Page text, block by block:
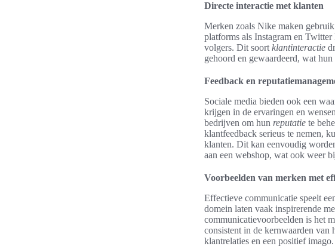
Directe interactie met klanten
Merken zoals Nike maken
platforms als Instagram en
volgers. Dit soort klantinteractie
gehoord en gewaardeerd, wat
Feedback en
Sociale media bieden ook een
krijgen in de ervaringen en
bedrijven om hun reputatie te
klantfeedback serieus te nemen,
klanten. Dit kan eenvoudig
aan een webshop, wat ook weer
Voorbeelden van merken met
Effectieve communicatie speelt
domein laten vaak inspirerende
communicatievoorbeelden is het
consistent in de kernwaarden van
klantrelaties en een positief imago.